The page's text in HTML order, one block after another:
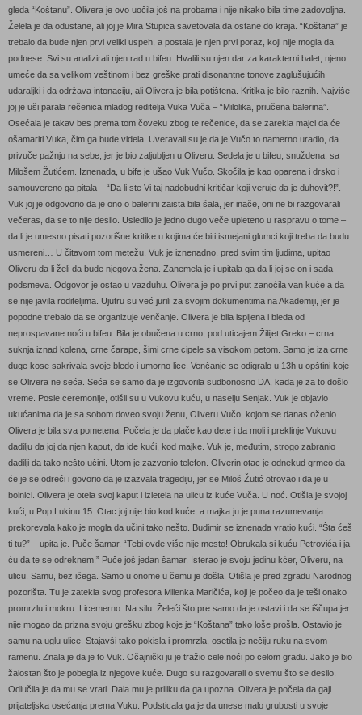
gleda “Koštanu”. Olivera je ovo uočila još na probama i nije nikako bila time zadovoljna.
Želela je da odustane, ali joj je Mira Stupica savetovala da ostane do kraja. “Koštana” je
trebalo da bude njen prvi veliki uspeh, a postala je njen prvi poraz, koji nije mogla da
podnese. Svi su analizirali njen rad u bifeu. Hvalili su njen dar za karakterni balet, njeno
umeće da sa velikom veštinom i bez greške prati disonantne tonove zaglušujućih
udaraljki i da održava intonaciju, ali Olivera je bila potištena. Kritika je bilo raznih. Najviše
joj je uši parala rečenica mladog reditelja Vuka Vuča – “Milolika, priučena balerina”.
Osećala je takav bes prema tom čoveku zbog te rečenice, da se zarekla majci da će
ošamariti Vuka, čim ga bude videla. Uveravali su je da je Vučo to namerno uradio, da
privuče pažnju na sebe, jer je bio zaljubljen u Oliveru. Sedela je u bifeu, snuždena, sa
Milošem Žutićem. Iznenada, u bife je ušao Vuk Vučo. Skočila je kao oparena i drsko i
samouvereno ga pitala – “Da li ste Vi taj nadobudni kritičar koji veruje da je duhovit?!”.
Vuk joj je odgovorio da je ono o balerini zaista bila šala, jer inače, oni ne bi razgovarali
večeras, da se to nije desilo. Usledilo je jedno dugo veče upleteno u raspravu o tome –
da li je umesno pisati pozorišne kritike u kojima će biti ismejani glumci koji treba da budu
usmereni… U čitavom tom metežu, Vuk je iznenadno, pred svim tim ljudima, upitao
Oliveru da li želi da bude njegova žena. Zanemela je i upitala ga da li joj se on i sada
podsmeva. Odgovor je ostao u vazduhu. Olivera je po prvi put zanoćila van kuće a da
se nije javila roditeljima. Ujutru su već jurili za svojim dokumentima na Akademiji, jer je
popodne trebalo da se organizuje venčanje. Olivera je bila ispijena i bleda od
neprospavane noći u bifeu. Bila je obučena u crno, pod uticajem Žilijet Greko – crna
suknja iznad kolena, crne čarape, šimi crne cipele sa visokom petom. Samo je iza crne
duge kose sakrivala svoje bledo i umorno lice. Venčanje se odigralo u 13h u opštini koje
se Olivera ne seća. Seća se samo da je izgovorila sudbonosno DA, kada je za to došlo
vreme. Posle ceremonije, otišli su u Vukovu kuću, u naselju Senjak. Vuk je objavio
ukućanima da je sa sobom doveo svoju ženu, Oliveru Vučo, kojom se danas oženio.
Olivera je bila sva pometena. Počela je da plače kao dete i da moli i preklinje Vukovu
dadilju da joj da njen kaput, da ide kući, kod majke. Vuk je, međutim, strogo zabranio
dadilji da tako nešto učini. Utom je zazvonio telefon. Oliverin otac je odnekud grmeo da
će je se odreći i govorio da je izazvala tragediju, jer se Miloš Žutić otrovao i da je u
bolnici. Olivera je otela svoj kaput i izletela na ulicu iz kuće Vuča. U noć. Otišla je svojoj
kući, u Pop Lukinu 15. Otac joj nije bio kod kuće, a majka ju je puna razumevanja
prekorevala kako je mogla da učini tako nešto. Budimir se iznenada vratio kući. “Šta ćeš
ti tu?” – upita je. Puče šamar. “Tebi ovde više nije mesto! Obrukala si kuću Petrovića i ja
ću da te se odreknem!” Puče još jedan šamar. Isterao je svoju jedinu kćer, Oliveru, na
ulicu. Samu, bez ičega. Samo u onome u čemu je došla. Otišla je pred zgradu Narodnog
pozorišta. Tu je zatekla svog profesora Milenka Maričića, koji je počeo da je teši onako
promrzlu i mokru. Licemerno. Na silu. Želeći što pre samo da je ostavi i da se iščupa jer
nije mogao da prizna svoju grešku zbog koje je “Koštana” tako loše prošla. Ostavio je
samu na uglu ulice. Stajavši tako pokisla i promrzla, osetila je nečiju ruku na svom
ramenu. Znala je da je to Vuk. Očajnički ju je tražio cele noći po celom gradu. Jako je bio
žalostan što je pobegla iz njegove kuće. Dugo su razgovarali o svemu što se desilo.
Odlučila je da mu se vrati. Dala mu je priliku da ga upozna. Olivera je počela da gaji
prijateljska osećanja prema Vuku. Podsticala ga je da unese malo grubosti u svoje